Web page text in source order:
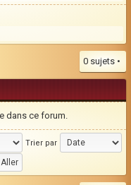
0 sujets •
dans ce forum.
Trier par